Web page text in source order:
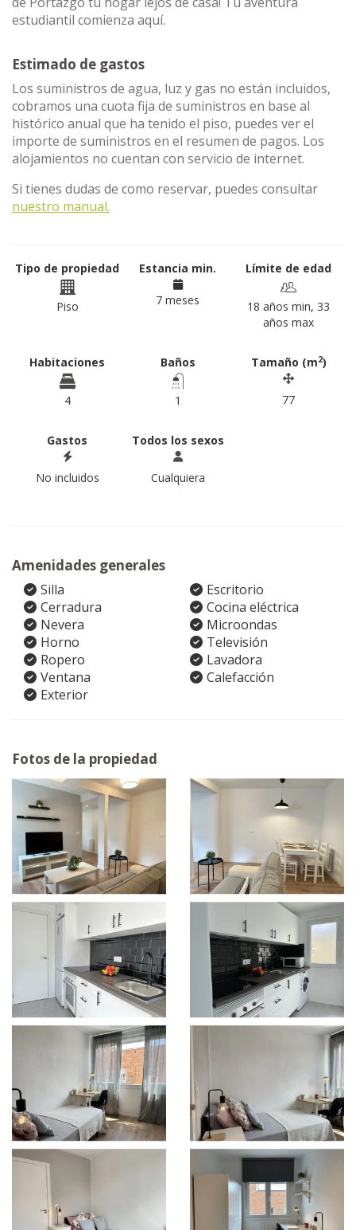
estudiantil comienza aquí.
Estimado de gastos
Los suministros de agua, luz y gas no están incluidos,
cobramos una cuota fija de suministros en base al
histórico anual que ha tenido el piso, puedes ver el
importe de suministros en el resumen de pagos. Los
alojamientos no cuentan con servicio de internet.
Si tienes dudas de como reservar, puedes consultar
nuestro manual.
Tipo de propiedad
Piso
Estancia min.
7 meses
Límite de edad
18 años min, 33
años max
Habitaciones
4
Baños
1
Tamaño (m2)
77
Gastos
No incluidos
Todos los sexos
Cualquiera
Amenidades generales
Silla
Escritorio
Cerradura
Cocina eléctrica
Nevera
Microondas
Horno
Televisión
Ropero
Lavadora
Ventana
Calefacción
Exterior
Fotos de la propiedad